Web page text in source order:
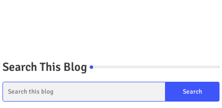
Search This Blog